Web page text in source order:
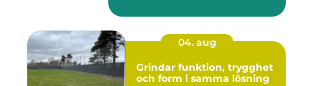
04. aug
Grindar funktion, trygghet
och form i samma lösning